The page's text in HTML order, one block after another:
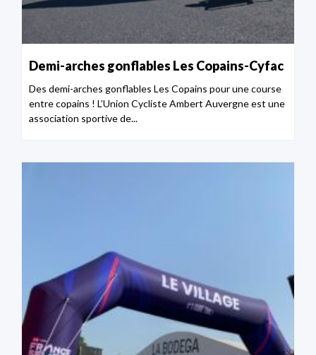
Demi-arches gonflables Les Copains-Cyfac
Des demi-arches gonflables Les Copains pour une course
entre copains ! L’Union Cycliste Ambert Auvergne est une
association sportive de...